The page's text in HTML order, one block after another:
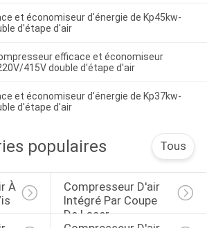
et économiseur d'énergie de Kp45kw-
d'étape d'air
efficace et économiseur
415V double d'étape d'air
et économiseur d'énergie de Kp37kw-
d'étape d'air
populaires Tous
À
Compresseur D'air
Intégré Par Coupe
De Laser